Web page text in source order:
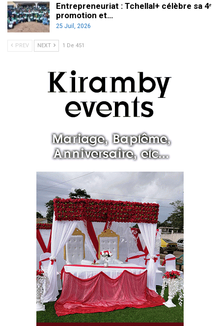
Entrepreneuriat : Tchellal+ célèbre sa 4ᵉ
promotion et…
25 Juil, 2026
PREV NEXT 1 De 451